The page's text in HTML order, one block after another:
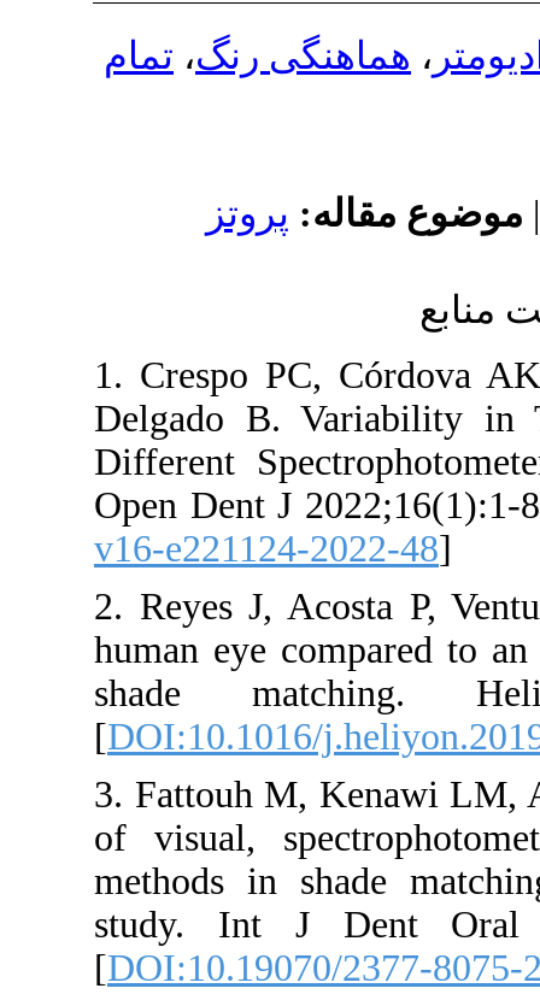
رنگ،تمام
پروتز
1. Crespo PC,
Delgado B.
Different
Open Dent J
v16-e221124-
2. Reyes J,
human eye
shade
[DOI:10.1016/
3. Fattouh M,
of visual,
methods in
study. Int J
[DOI:10.19070/